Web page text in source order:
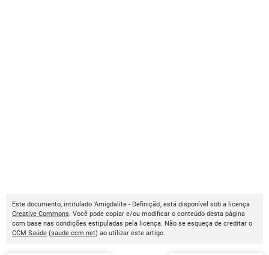
Este documento, intitulado 'Amigdalite - Definição', está disponível sob a licença
Creative Commons. Você pode copiar e/ou modificar o conteúdo desta página
com base nas condições estipuladas pela licença. Não se esqueça de creditar o
CCM Saúde (saude.ccm.net) ao utilizar este artigo.